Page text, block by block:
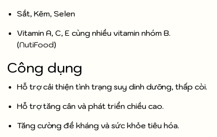
Sắt, Kẽm, Selen
Vitamin A, C, E cùng nhiều vitamin nhóm B.
(NutiFood)
Công dụng
Hỗ trợ cải thiện tình trạng suy dinh dưỡng, thấp còi.
Hỗ trợ tăng cân và phát triển chiều cao.
Tăng cường đề kháng và sức khỏe tiêu hóa.